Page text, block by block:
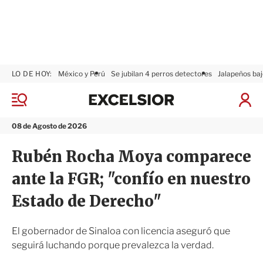
M
n
08 de Agosto de 2026
LO DE HOY: México y Perú Se jubilan 4 perros detectores Jalapeños
I
a
S
x
i
r
Rubén Rocha Moya comparece
ante la FGR; "confío en nuestro
Estado de Derecho"
El gobernador de Sinaloa con licencia aseguró que
seguirá luchando porque prevalezca la verdad.